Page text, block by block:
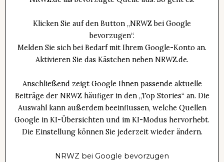
Klicken Sie auf den Button „NRWZ bei Google
bevorzugen“.
Melden Sie sich bei Bedarf mit Ihrem Google-Konto an.
Aktivieren Sie das Kästchen neben NRWZ.de.
Anschließend zeigt Google Ihnen passende aktuelle
Beiträge der NRWZ häufiger in den „Top Stories“ an. Die
Auswahl kann außerdem beeinflussen, welche Quellen
Google in KI-Übersichten und im KI-Modus hervorhebt.
Die Einstellung können Sie jederzeit wieder ändern.
NRWZ bei Google bevorzugen